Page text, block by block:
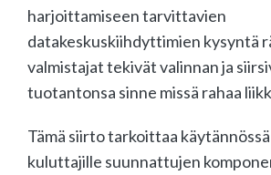
harjoittamiseen tarvittavien
datakeskuskiihdyttimien kysyntä
valmistajat tekivät valinnan ja
tuotantonsa sinne missä rahaa
Tämä siirto tarkoittaa
kuluttajille suunnattujen